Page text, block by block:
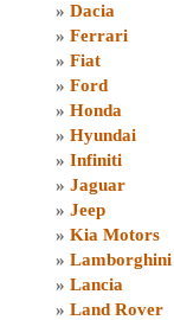
» Dacia
» Ferrari
» Fiat
» Ford
» Honda
» Hyundai
» Infiniti
» Jaguar
» Jeep
» Kia Motors
» Lamborghini
» Lancia
» Land Rover